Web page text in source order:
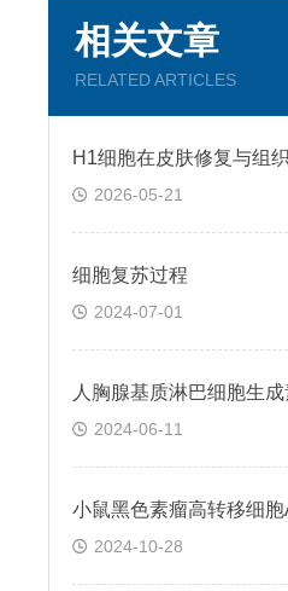
相关文章
RELATED ARTICLES
2026-05-21
细胞复苏过程
2024-07-01
2024-06-11
2024-10-28